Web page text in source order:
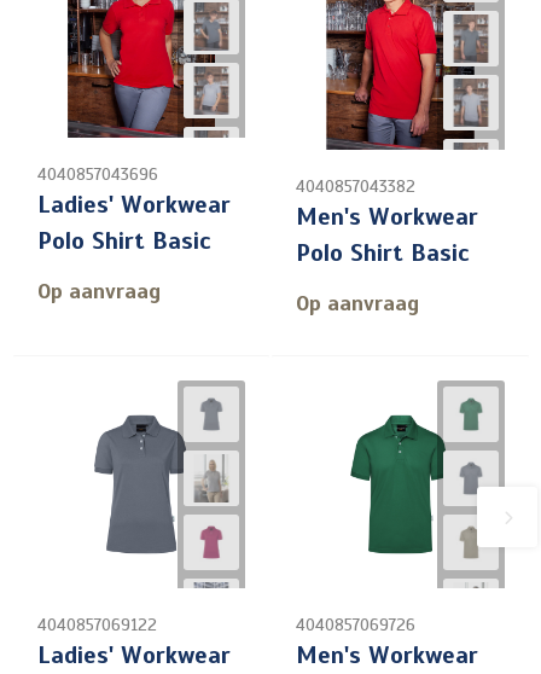
4040857043696
Ladies' Workwear
Polo Shirt Basic
Op aanvraag
4040857043382
Men's Workwear
Polo Shirt Basic
Op aanvraag
4040857069122
Ladies' Workwear
4040857069726
Men's Workwear